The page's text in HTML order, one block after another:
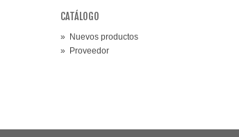
CATÁLOGO
»
Nuevos productos
»
Proveedor